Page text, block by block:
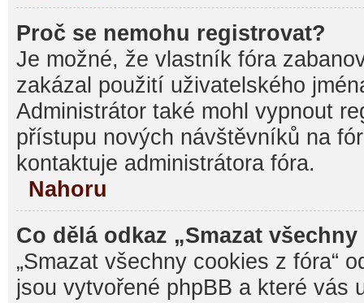
Proč se nemohu registrovat?
Je možné, že vlastník fóra
zakázal použití uživatelského
Administrátor také mohl vypnout
přístupu nových návštěvníků na
kontaktuje administrátora fóra.
Nahoru
Co dělá odkaz „Smazat
„Smazat všechny cookies z fóra“
jsou vytvořené phpBB a které vás